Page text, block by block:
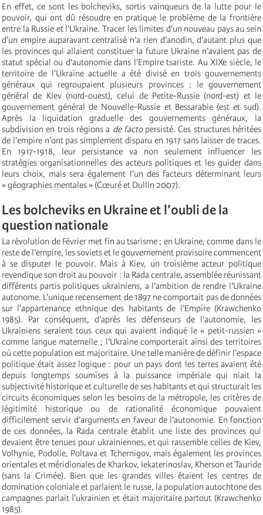
En effet, ce sont les bolcheviks, sortis vainqueurs de la lutte pour le
pouvoir, qui ont dû résoudre en pratique le problème de la frontière
entre la Russie et l’Ukraine. Tracer les limites d’un nouveau pays au sein
d’un empire auparavant centralisé n’a rien d’anodin, d’autant plus que
les provinces qui allaient constituer la future Ukraine n’avaient pas de
statut spécial ou d’autonomie dans l’Empire tsariste. Au XIXe siècle, le
territoire de l’Ukraine actuelle a été divisé en trois gouvernements
généraux qui regroupaient plusieurs provinces : le gouvernement
général de Kiev (nord-ouest), celui de Petite-Russie (nord-est) et le
gouvernement général de Nouvelle-Russie et Bessarabie (est et sud).
Après la liquidation graduelle des gouvernements généraux, la
subdivision en trois régions a de factopersisté. Ces structures héritées
de l’empire n’ont pas simplement disparu en 1917 sans laisser de traces.
En 1917-1918, leur persistance va non seulement influencer les
stratégies organisationnelles des acteurs politiques et les guider dans
leurs choix, mais sera également l’un des facteurs déterminant leurs
« géographies mentales » (Cœuré et Dullin 2007).
Les bolcheviks en Ukraine et l’oubli de la
question nationale
La révolution de Février met fin au tsarisme ; en Ukraine, comme dans le
reste de l’empire, les soviets et le gouvernement provisoire commencent
à se disputer le pouvoir. Mais à Kiev, un troisième acteur politique
revendique son droit au pouvoir : la Rada centrale, assemblée réunissant
différents partis politiques ukrainiens, a l’ambition de rendre l’Ukraine
autonome. L’unique recensement de 1897 ne comportait pas de données
sur l’appartenance ethnique des habitants de l’Empire (Krawchenko
1985). Par conséquent, d’après les défenseurs de l’autonomie, les
Ukrainiens seraient tous ceux qui avaient indiqué le « petit-russien »
comme langue maternelle ; l’Ukraine comporterait ainsi des territoires
où cette population est majoritaire. Une telle manière de définir l’espace
politique était assez logique : pour un pays dont les terres avaient été
depuis longtemps soumises à la puissance impériale qui niait la
subjectivité historique et culturelle de ses habitants et qui structurait les
circuits économiques selon les besoins de la métropole, les critères de
légitimité historique ou de rationalité économique pouvaient
difficilement servir d’arguments en faveur de l’autonomie. En fonction
de ces données, la Rada centrale établit une liste des provinces qui
devaient être tenues pour ukrainiennes, et qui rassemble celles de Kiev,
Volhynie, Podolie, Poltava et Tchernigov, mais également les provinces
orientales et méridionales de Kharkov, Iekaterinoslav, Kherson et Tauride
(sans la Crimée). Bien que les grandes villes étaient les centres de
domination coloniale et parlaient le russe, la population autochtone des
campagnes parlait l’ukrainien et était majoritaire partout (Krawchenko
1985).